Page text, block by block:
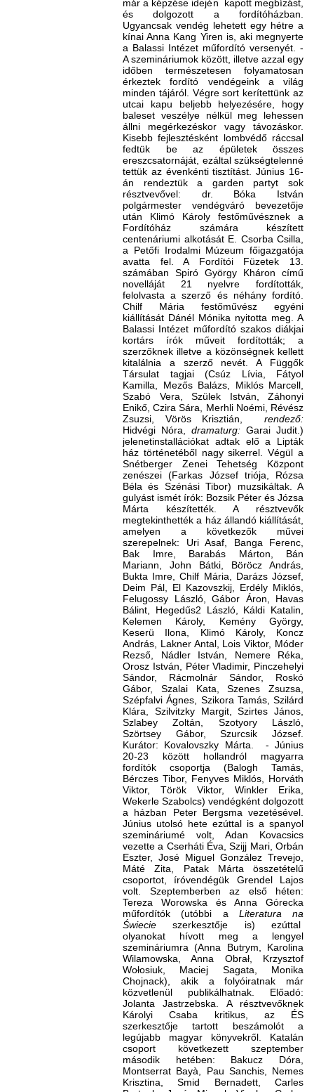
már a képzése idején kapott megbízást,
és dolgozott a fordítóházban.
Ugyancsak vendég lehetett egy hétre a
kínai Anna Kang Yiren is, aki megnyerte
a Balassi Intézet műfordító versenyét. -
A szemináriumok között, illetve azzal egy
időben természetesen folyamatosan
érkeztek fordító vendégeink a világ
minden tájáról. Végre sort kerítettünk az
utcai kapu beljebb helyezésére, hogy
baleset veszélye nélkül meg lehessen
állni megérkezéskor vagy távozáskor.
Kisebb fejlesztésként lombvédő ráccsal
fedtük be az épületek összes
ereszcsatornáját, ezáltal szükségtelenné
tettük az évenkénti tisztítást. Június 16-
án rendeztük a garden partyt sok
résztvevővel: dr. Bóka István
polgármester vendégváró bevezetője
után Klimó Károly festőművésznek a
Fordítóház számára készített
centenáriumi alkotását E. Csorba Csilla,
a Petőfi Irodalmi Múzeum főigazgatója
avatta fel. A Fordítói Füzetek 13.
számában Spiró György Kháron című
novelláját 21 nyelvre fordították,
felolvasta a szerző és néhány fordító.
Chilf Mária festőművész egyéni
kiállítását Dánél Mónika nyitotta meg. A
Balassi Intézet műfordító szakos diákjai
kortárs írók műveit fordították; a
szerzőknek illetve a közönségnek kellett
kitalálnia a szerző nevét. A Függők
Társulat tagjai (Csúz Lívia, Fátyol
Kamilla, Mezős Balázs, Miklós Marcell,
Szabó Vera, Szülek István, Záhonyi
Enikő, Czira Sára, Merhli Noémi, Révész
Zsuzsi, Vörös Krisztián, rendező:
Hidvégi Nóra, dramaturg: Garai Judit.)
jelenetinstallációkat adtak elő a Lipták
ház történetéből nagy sikerrel. Végül a
Snétberger Zenei Tehetség Központ
zenészei (Farkas József triója, Rózsa
Béla és Szénási Tibor) muzsikáltak. A
gulyást ismét írók: Bozsik Péter és Józsa
Márta készítették. A résztvevők
megtekinthették a ház állandó kiállítását,
amelyen a következők művei
szerepelnek: Uri Asaf, Banga Ferenc,
Bak Imre, Barabás Márton, Bán
Mariann, John Bátki, Böröcz András,
Bukta Imre, Chilf Mária, Darázs József,
Deim Pál, El Kazovszkij, Erdély Miklós,
Felugossy László, Gábor Áron, Havas
Bálint, Hegedűs2 László, Káldi Katalin,
Kelemen Károly, Kemény György,
Keserü Ilona, Klimó Károly, Koncz
András, Lakner Antal, Lois Viktor, Móder
Rezső, Nádler István, Nemere Réka,
Orosz István, Péter Vladimir, Pinczehelyi
Sándor, Rácmolnár Sándor, Roskó
Gábor, Szalai Kata, Szenes Zsuzsa,
Szépfalvi Ágnes, Szikora Tamás, Szilárd
Klára, Szilvitzky Margit, Szirtes János,
Szlabey Zoltán, Szotyory László,
Szörtsey Gábor, Szurcsik József.
Kurátor: Kovalovszky Márta. - Június
20-23 között hollandról magyarra
fordítók csoportja (Balogh Tamás,
Bérczes Tibor, Fenyves Miklós, Horváth
Viktor, Török Viktor, Winkler Erika,
Wekerle Szabolcs) vendégként dolgozott
a házban Peter Bergsma vezetésével.
Június utolsó hete ezúttal is a spanyol
szemináriumé volt, Adan Kovacsics
vezette a Cserháti Éva, Szijj Mari, Orbán
Eszter, José Miguel González Trevejo,
Máté Zita, Patak Márta összetételű
csoportot, íróvendégük Grendel Lajos
volt. Szeptemberben az első héten:
Tereza Worowska és Anna Górecka
műfordítók (utóbbi a Literatura na
Świecie szerkesztője is) ezúttal
olyanokat hívott meg a lengyel
szemináriumra (Anna Butrym, Karolina
Wilamowska, Anna Obrał, Krzysztof
Wołosiuk, Maciej Sagata, Monika
Chojnack), akik a folyóiratnak már
közvetlenül publikálhatnak. Előadó:
Jolanta Jastrzebska. A résztvevőknek
Károlyi Csaba kritikus, az ÉS
szerkesztője tartott beszámolót a
legújabb magyar könyvekről. Katalán
csoport következett szeptember
második hetében: Bakucz Dóra,
Montserrat Bayà, Pau Sanchis, Nemes
Krisztina, Smid Bernadett, Carles